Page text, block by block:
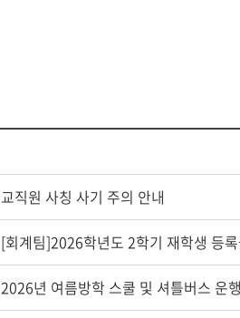
교직원 사칭 사기 주의 안내
[회계팀]2026학년도 2학기 재학생 등
2026년 여름방학 스쿨 및 셔틀버스 운